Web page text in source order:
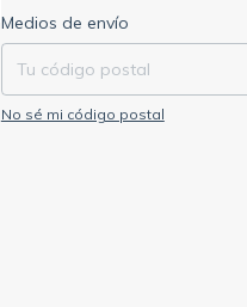
Entregas para el CP:
Medios de envío
No sé mi código postal